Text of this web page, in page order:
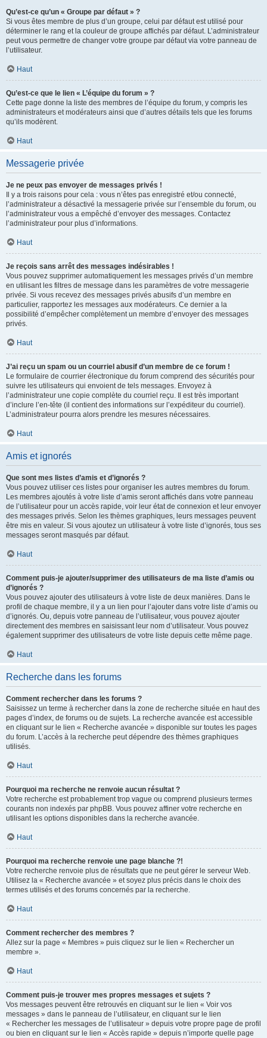
Qu’est-ce qu’un « Groupe par défaut » ?
Si vous êtes membre de plus d’un groupe, celui par défaut est utilisé pour
déterminer le rang et la couleur de groupe affichés par défaut. L’administrateur
peut vous permettre de changer votre groupe par défaut via votre panneau de
l’utilisateur.
Haut
Qu’est-ce que le lien « L’équipe du forum » ?
Cette page donne la liste des membres de l’équipe du forum, y compris les
administrateurs et modérateurs ainsi que d’autres détails tels que les forums
qu’ils modèrent.
Haut
Messagerie privée
Je ne peux pas envoyer de messages privés !
Il y a trois raisons pour cela : vous n’êtes pas enregistré et/ou connecté,
l’administrateur a désactivé la messagerie privée sur l’ensemble du forum, ou
l’administrateur vous a empêché d’envoyer des messages. Contactez
l’administrateur pour plus d’informations.
Haut
Je reçois sans arrêt des messages indésirables !
Vous pouvez supprimer automatiquement les messages privés d’un membre
en utilisant les filtres de message dans les paramètres de votre messagerie
privée. Si vous recevez des messages privés abusifs d’un membre en
particulier, rapportez les messages aux modérateurs. Ce dernier a la
possibilité d’empêcher complètement un membre d’envoyer des messages
privés.
Haut
J’ai reçu un spam ou un courriel abusif d’un membre de ce forum !
Le formulaire de courrier électronique du forum comprend des sécurités pour
suivre les utilisateurs qui envoient de tels messages. Envoyez à
l’administrateur une copie complète du courriel reçu. Il est très important
d’inclure l’en-tête (il contient des informations sur l’expéditeur du courriel).
L’administrateur pourra alors prendre les mesures nécessaires.
Haut
Amis et ignorés
Que sont mes listes d’amis et d’ignorés ?
Vous pouvez utiliser ces listes pour organiser les autres membres du forum.
Les membres ajoutés à votre liste d’amis seront affichés dans votre panneau
de l’utilisateur pour un accès rapide, voir leur état de connexion et leur envoyer
des messages privés. Selon les thèmes graphiques, leurs messages peuvent
être mis en valeur. Si vous ajoutez un utilisateur à votre liste d’ignorés, tous ses
messages seront masqués par défaut.
Haut
Comment puis-je ajouter/supprimer des utilisateurs de ma liste d’amis ou
d’ignorés ?
Vous pouvez ajouter des utilisateurs à votre liste de deux manières. Dans le
profil de chaque membre, il y a un lien pour l’ajouter dans votre liste d’amis ou
d’ignorés. Ou, depuis votre panneau de l’utilisateur, vous pouvez ajouter
directement des membres en saisissant leur nom d’utilisateur. Vous pouvez
également supprimer des utilisateurs de votre liste depuis cette même page.
Haut
Recherche dans les forums
Comment rechercher dans les forums ?
Saisissez un terme à rechercher dans la zone de recherche située en haut des
pages d’index, de forums ou de sujets. La recherche avancée est accessible
en cliquant sur le lien « Recherche avancée » disponible sur toutes les pages
du forum. L’accès à la recherche peut dépendre des thèmes graphiques
utilisés.
Haut
Pourquoi ma recherche ne renvoie aucun résultat ?
Votre recherche est probablement trop vague ou comprend plusieurs termes
courants non indexés par phpBB. Vous pouvez affiner votre recherche en
utilisant les options disponibles dans la recherche avancée.
Haut
Pourquoi ma recherche renvoie une page blanche ?!
Votre recherche renvoie plus de résultats que ne peut gérer le serveur Web.
Utilisez la « Recherche avancée » et soyez plus précis dans le choix des
termes utilisés et des forums concernés par la recherche.
Haut
Comment rechercher des membres ?
Allez sur la page « Membres » puis cliquez sur le lien « Rechercher un
membre ».
Haut
Comment puis-je trouver mes propres messages et sujets ?
Vos messages peuvent être retrouvés en cliquant sur le lien « Voir vos
messages » dans le panneau de l’utilisateur, en cliquant sur le lien
« Rechercher les messages de l’utilisateur » depuis votre propre page de profil
ou bien en cliquant sur le lien « Accès rapide » depuis n’importe quelle page